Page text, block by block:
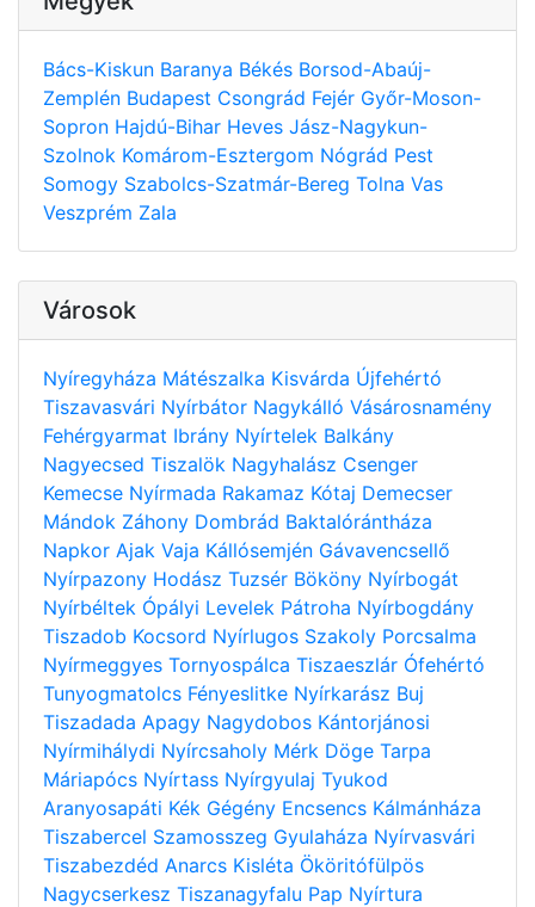
Bács-Kiskun Baranya Békés Borsod-Abaúj-
Zemplén Budapest Csongrád Fejér Győr-Moson-
Sopron Hajdú-Bihar Heves Jász-Nagykun-
Szolnok Komárom-Esztergom Nógrád Pest
Somogy Szabolcs-Szatmár-Bereg Tolna Vas
Veszprém Zala
Városok
Nyíregyháza Mátészalka Kisvárda Újfehértó
Tiszavasvári Nyírbátor Nagykálló Vásárosnamény
Fehérgyarmat Ibrány Nyírtelek Balkány
Nagyecsed Tiszalök Nagyhalász Csenger
Kemecse Nyírmada Rakamaz Kótaj Demecser
Mándok Záhony Dombrád Baktalórántháza
Napkor Ajak Vaja Kállósemjén Gávavencsellő
Nyírpazony Hodász Tuzsér Bököny Nyírbogát
Nyírbéltek Ópályi Levelek Pátroha Nyírbogdány
Tiszadob Kocsord Nyírlugos Szakoly Porcsalma
Nyírmeggyes Tornyospálca Tiszaeszlár Ófehértó
Tunyogmatolcs Fényeslitke Nyírkarász Buj
Tiszadada Apagy Nagydobos Kántorjánosi
Nyírmihálydi Nyírcsaholy Mérk Döge Tarpa
Máriapócs Nyírtass Nyírgyulaj Tyukod
Aranyosapáti Kék Gégény Encsencs Kálmánháza
Tiszabercel Szamosszeg Gyulaháza Nyírvasvári
Tiszabezdéd Anarcs Kisléta Ököritófülpös
Nagycserkesz Tiszanagyfalu Pap Nyírtura